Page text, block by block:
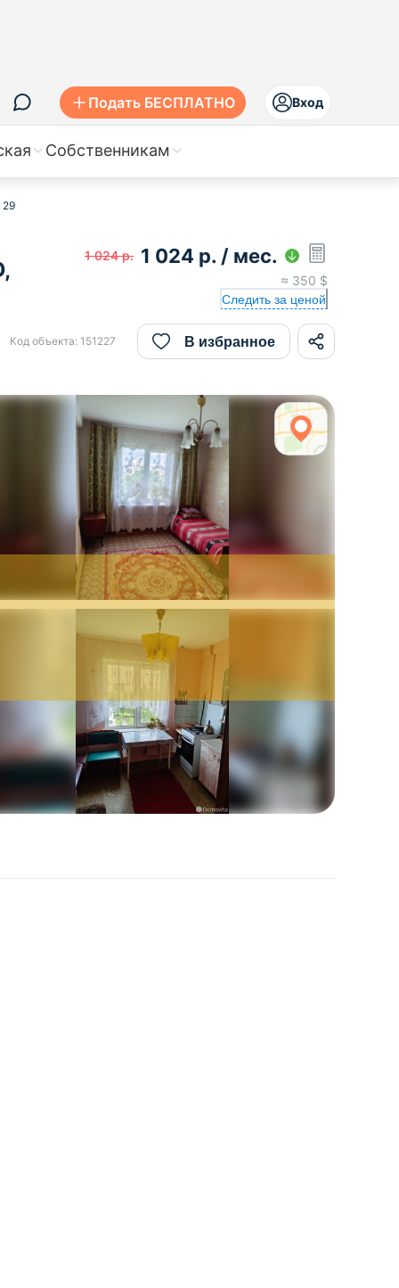
Подать БЕСПЛАТНО Вход
Собственникам
29
1 024 р. 1 024 р. / мес.
≈ 350 $
Следить за ценой
Код объекта: 151227 В избранное